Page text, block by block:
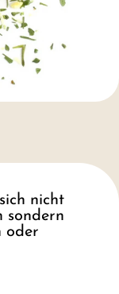
nicht
sondern
oder